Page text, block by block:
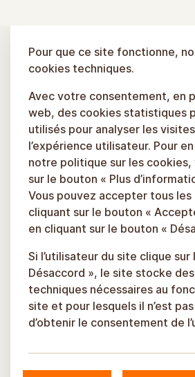
Pour que ce site fonctionne,
cookies techniques.
Avec votre consentement, en
web, des cookies statistiques
utilisés pour analyser les
l’expérience utilisateur. Pour
notre politique sur les
sur le bouton « Plus
Vous pouvez accepter tous les
cliquant sur le bouton «
en cliquant sur le bouton «
Si l’utilisateur du site clique sur
Désaccord », le site stocke
techniques nécessaires au
site et pour lesquels il n’est
d’obtenir le consentement de